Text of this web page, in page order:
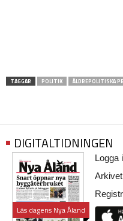
TAGGAR POLITIK ÄLDREPOLITISKA
DIGITALTIDNINGEN
Läs dagens Nya Åland
Logga
Arkivet